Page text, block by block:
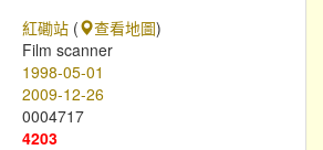
紅磡站 ( 查看地圖)
Film scanner
1998-05-01
2009-12-26
0004717
4203